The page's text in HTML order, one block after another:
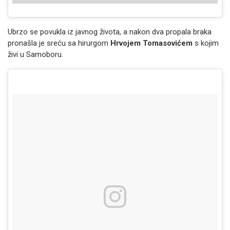
Ubrzo se povukla iz javnog života, a nakon dva propala braka
pronašla je sreću sa hirurgom Hrvojem Tomasovićem s kojim
živi u Samoboru.